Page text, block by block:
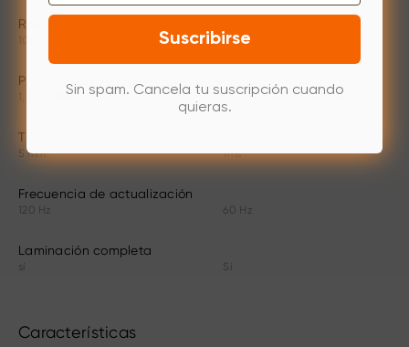
Relación de contraste
100000 : 1
Profundidad del color
1,070 Millones 1,07 Mil Millones (Nativos)
Tiempo de respuesta
5 mm 1ms
Frecuencia de actualización
120 Hz 60 Hz
Laminación completa
sí Sí
Características
Suscribirse
Sin spam. Cancela tu suscripción cuando
quieras.